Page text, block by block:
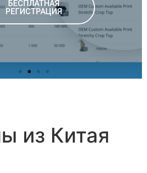
БЕСПЛАТНАЯ
РЕГИСТРАЦИЯ
из Китая